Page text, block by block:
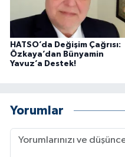
HATSO’da Değişim Çağrısı:
Özkaya’dan Bünyamin
Yavuz’a Destek!
Yorumlar